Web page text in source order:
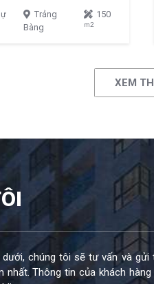
Trảng
Bàng
150
m2
XEM
chúng tôi sẽ tư vấn và gửi
Thông tin của khách